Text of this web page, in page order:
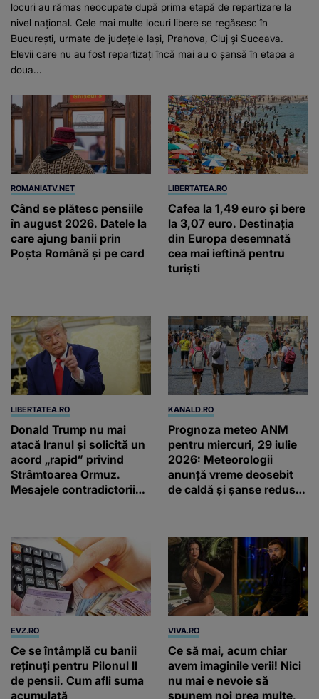
locuri au rămas neocupate după prima etapă de repartizare la
nivel național. Cele mai multe locuri libere se regăsesc în
București, urmate de județele Iași, Prahova, Cluj și Suceava.
Elevii care nu au fost repartizați încă mai au o șansă în etapa a
doua...
ROMANIATV.NET
Când se plătesc pensiile
în august 2026. Datele la
care ajung banii prin
Poșta Română și pe card
LIBERTATEA.RO
Cafea la 1,49 euro și bere
la 3,07 euro. Destinația
din Europa desemnată
cea mai ieftină pentru
turiști
LIBERTATEA.RO
Donald Trump nu mai
atacă Iranul și solicită un
acord „rapid” privind
Strâmtoarea Ormuz.
Mesajele contradictorii
KANALD.RO
Prognoza meteo ANM
pentru miercuri, 29 iulie
2026: Meteorologii
anunță vreme deosebit
de caldă și șanse reduse
EVZ.RO
Ce se întâmplă cu banii
reținuți pentru Pilonul II
de pensii. Cum afli suma
acumulată
VIVA.RO
Ce să mai, acum chiar
avem imaginile verii! Nici
nu mai e nevoie să
spunem noi prea multe,